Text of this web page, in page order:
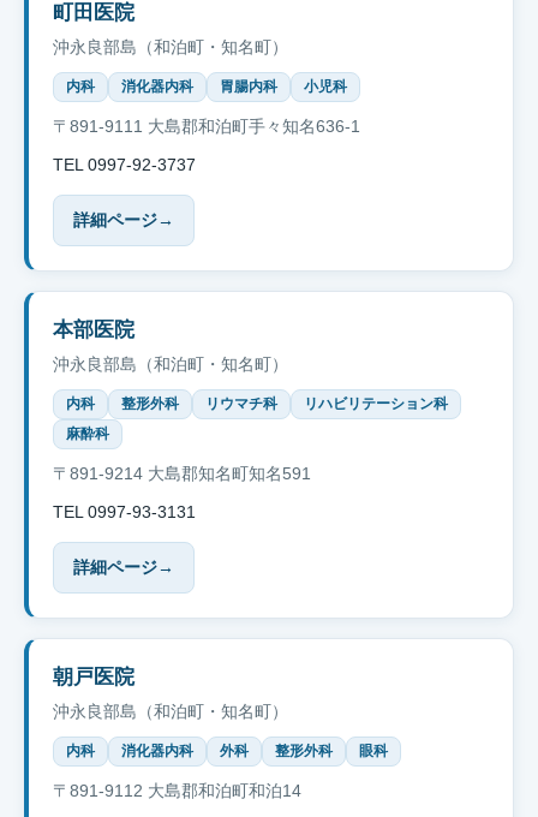
町田医院
沖永良部島（和泊町・知名町）
内科 消化器内科 胃腸内科 小児科
〒891-9111 大島郡和泊町手々知名636-1
TEL 0997-92-3737
詳細ページ→
本部医院
沖永良部島（和泊町・知名町）
内科 整形外科 リウマチ科
リハビリテーション科
麻酔科
〒891-9214 大島郡知名町知名591
TEL 0997-93-3131
詳細ページ→
朝戸医院
沖永良部島（和泊町・知名町）
内科 消化器内科 外科 整形外科 眼科
〒891-9112 大島郡和泊町和泊14